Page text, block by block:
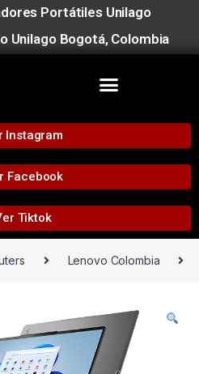
Portátiles Unilago
Unilago Bogotá, Colombia
Instagram
Facebook
Tiktok
Lenovo Colombia